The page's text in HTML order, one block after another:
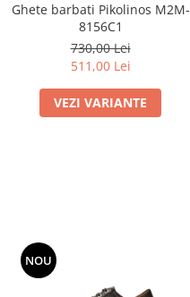
Ghete barbati Pikolinos M2M-
8156C1
730,00 Lei
511,00 Lei
VEZI VARIANTE
NOU